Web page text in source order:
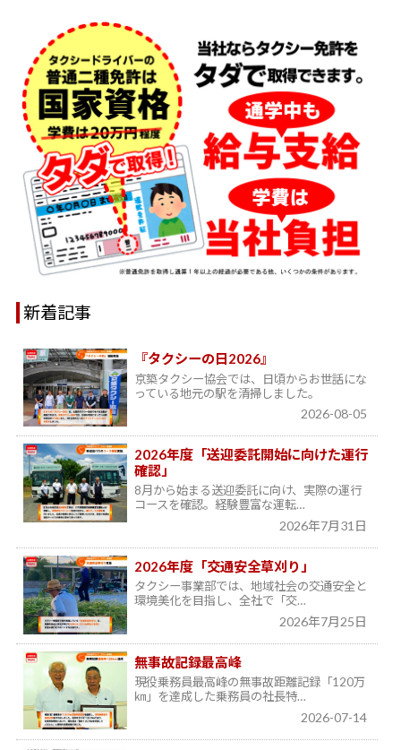
新着記事
『タクシーの日2026』
京築タクシー協会では、日頃からお世話にな
っている地元の駅を清掃しました。
2026-08-05
2026年度「送迎委託開始に向けた運行
確認」
8月から始まる送迎委託に向け、実際の運行
コースを確認。経験豊富な運転…
2026年7月31日
2026年度「交通安全草刈り」
タクシー事業部では、地域社会の交通安全と
環境美化を目指し、全社で「交…
2026年7月25日
無事故記録最高峰
現役乗務員最高峰の無事故距離記録「120万
㎞」を達成した乗務員の社長特…
2026-07-14